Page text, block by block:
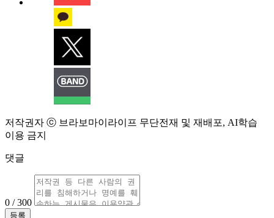
저작권자 ⓒ 브라보마이라이프 무단전재 및 재배포, AI학습
이용 금지
댓글
0 / 300